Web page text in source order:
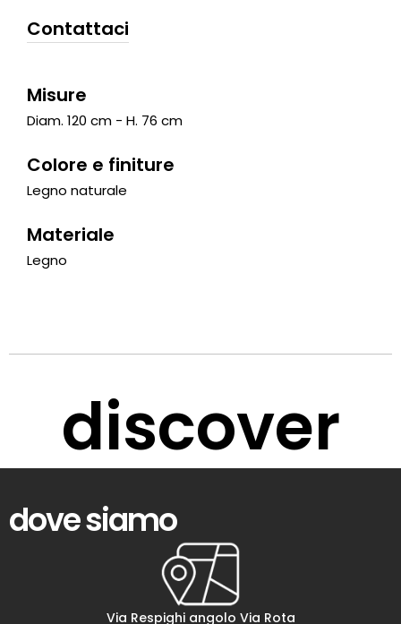
Contattaci
Misure
Diam. 120 cm - H. 76 cm
Colore e finiture
Legno naturale
Materiale
Legno
discover
dove siamo
Via Respighi angolo Via Rota